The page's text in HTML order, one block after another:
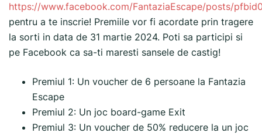
https://www.facebook.com/FantaziaEscape/posts/
pentru a te inscrie! Premiile vor fi acordate prin tragere
la sorti in data de 31 martie 2024. Poti sa participi si
pe Facebook ca sa-ti maresti sansele de castig!
Premiul 1: Un voucher de 6 persoane la Fantazia
Escape
Premiul 2: Un joc board-game Exit
Premiul 3: Un voucher de 50% reducere la un joc